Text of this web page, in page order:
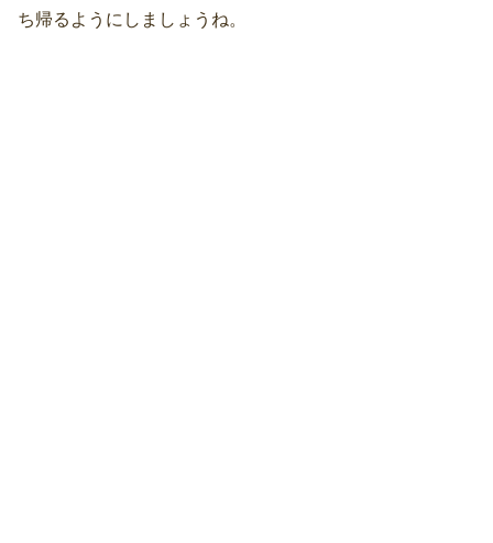
ち帰るようにしましょうね。